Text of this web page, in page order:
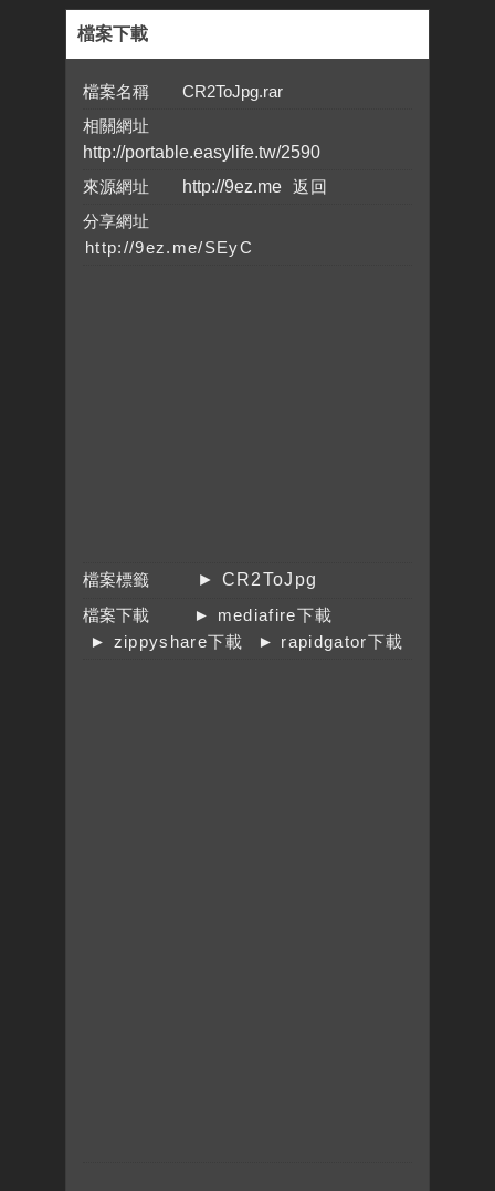
檔案下載
檔案名稱 CR2ToJpg.rar
相關網址
http://portable.easylife.tw/2590
來源網址
http://9ez.me
分享網址
檔案標籤
► CR2ToJpg
檔案下載